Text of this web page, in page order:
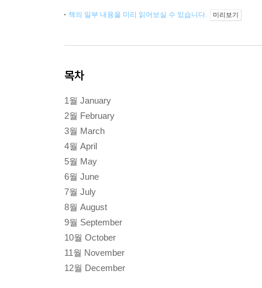
책의 일부 내용을 미리 읽어보실 수 있습니다. 미리보기
목차
1월 January
2월 February
3월 March
4월 April
5월 May
6월 June
7월 July
8월 August
9월 September
10월 October
11월 November
12월 December